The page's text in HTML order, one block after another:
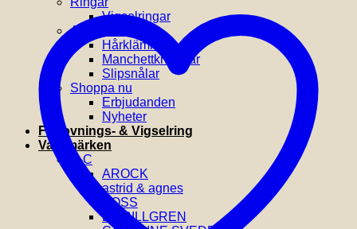
Vigselringar
Accessoarer
Hårklämmor
Manchettknappar
Slipsnålar
Shoppa nu
Erbjudanden
Nyheter
Förlovnings- & Vigselring
Varumärken
A-C
AROCK
astrid & agnes
BOSS
BY BILLGREN